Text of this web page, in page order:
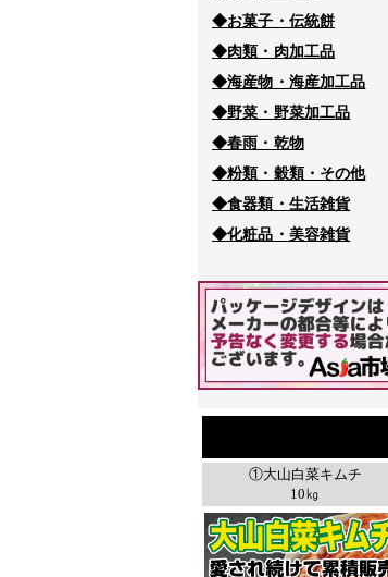
◆お菓子・伝統餅
◆肉類・肉加工品
◆海産物・海産加工品
◆野菜・野菜加工品
◆春雨・乾物
◆粉類・穀類・その他
◆食器類・生活雑貨
◆化粧品・美容雑貨